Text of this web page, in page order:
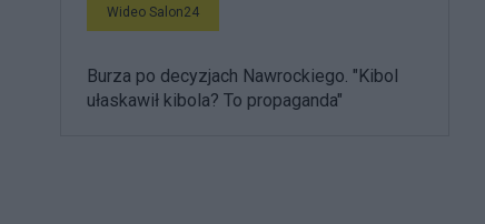
Wideo Salon24
Burza po decyzjach Nawrockiego. "Kibol
ułaskawił kibola? To propaganda"